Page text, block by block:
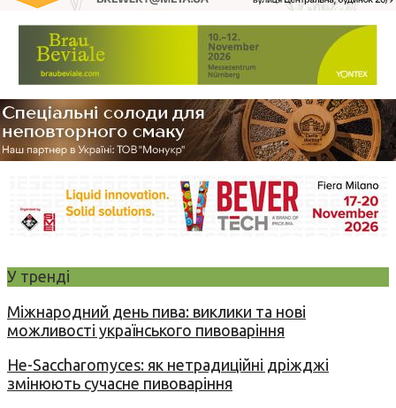
У тренді
Міжнародний день пива: виклики та нові
можливості українського пивоваріння
Не-Saccharomyces: як нетрадиційні дріжджі
змінюють сучасне пивоваріння